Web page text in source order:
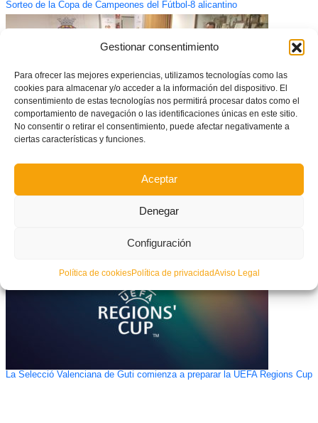
Gestionar consentimiento
Para ofrecer las mejores experiencias, utilizamos tecnologías como las
cookies para almacenar y/o acceder a la información del dispositivo. El
consentimiento de estas tecnologías nos permitirá procesar datos como el
comportamiento de navegación o las identificaciones únicas en este sitio.
No consentir o retirar el consentimiento, puede afectar negativamente a
ciertas características y funciones.
Aceptar
Denegar
Configuración
Política de cookiesPolítica de privacidadAviso Legal
Sorteo de la Copa de Campeones del Fútbol-8 alicantino
El fútbol aficionado valenciano, preparado para el Congreso nacional
La Selecció Valenciana de Guti comienza a preparar la UEFA Regions Cup